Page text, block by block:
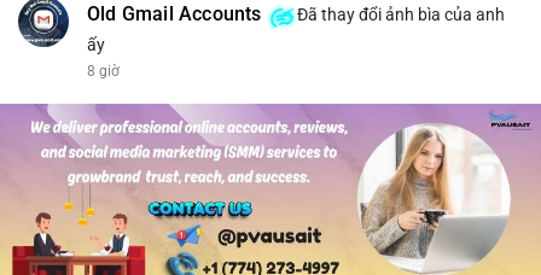
- Mục tiêu chốt lời: TP1: 77.50, TP2: 78.80
- Cắt lỗ: 74.90 (dưới vùng hỗ trợ gần nhất)
chốt 50% vị thế tại TP1 và dời stop loss về điểm hòa vốn.
#solusdt #longsol #vung76 #breakoutsol #lenhmuasol
Old Gmail Accounts
Đã thay đổi ảnh bìa của anh
ấy
8 giờ